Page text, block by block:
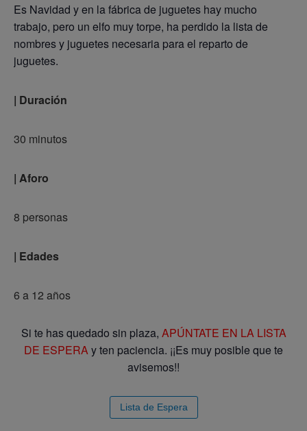
Es Navidad y en la fábrica de juguetes hay mucho
trabajo, pero un elfo muy torpe, ha perdido la lista de
nombres y juguetes necesaria para el reparto de
juguetes.
| Duración
30 minutos
| Aforo
8 personas
| Edades
6 a 12 años
Si te has quedado sin plaza, APÚNTATE EN LA LISTA
DE ESPERA y ten paciencia. ¡¡Es muy posible que te
avisemos!!
Lista de Espera